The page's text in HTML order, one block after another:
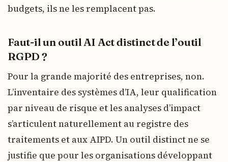
budgets, ils ne les remplacent pas.
Faut-il un outil AI Act distinct de l’outil
RGPD ?
Pour la grande majorité des entreprises, non.
L’inventaire des systèmes d’IA, leur qualification
par niveau de risque et les analyses d’impact
s’articulent naturellement au registre des
traitements et aux AIPD. Un outil distinct ne se
justifie que pour les organisations développant